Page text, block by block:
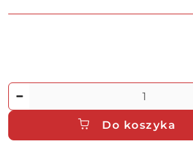
Ilość
Do koszyka